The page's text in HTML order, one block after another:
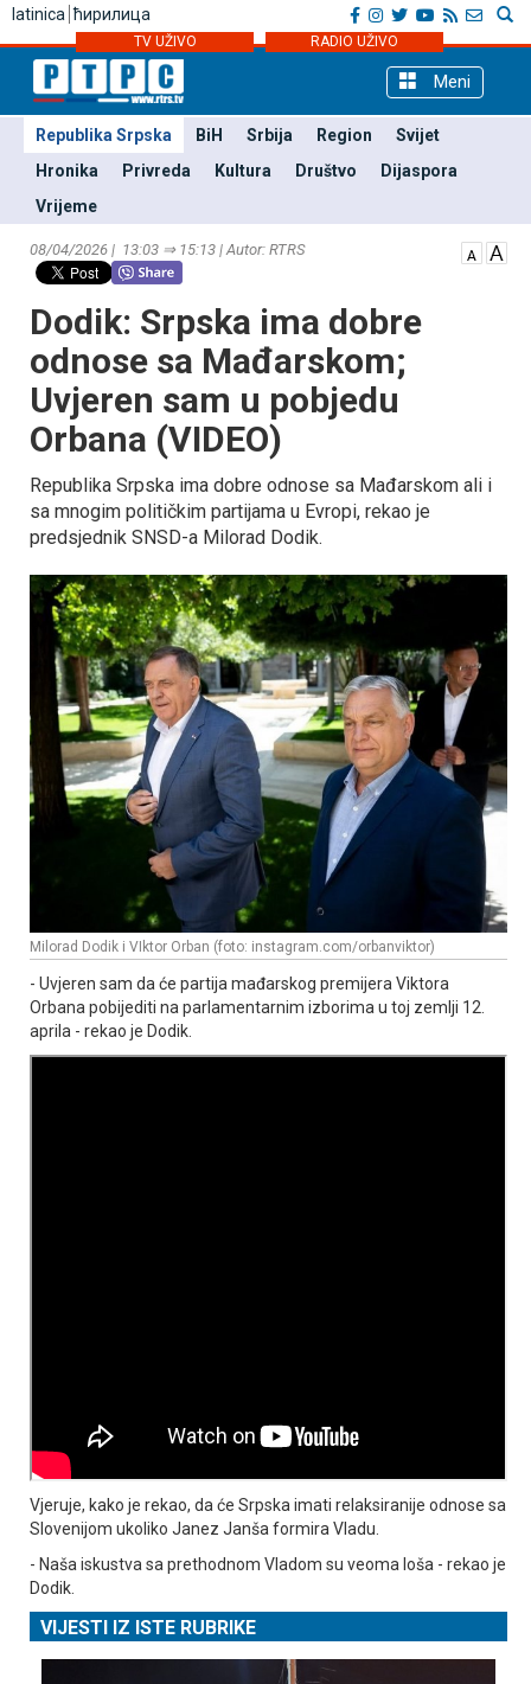
latinica ћирилица
TV UŽIVO RADIO UŽIVO
Meni
Republika Srpska BiH Srbija Region
Svijet
Hronika
Privreda Kultura Društvo
Dijaspora
Vrijeme
08/04/2026 | 13:03 ⇒ 15:13 | Autor: RTRS
Dodik: Srpska ima dobre
odnose sa Mađarskom;
Uvjeren sam u pobjedu
Orbana (VIDEO)
Republika Srpska ima dobre odnose sa Mađarskom ali i
sa mnogim političkim partijama u Evropi, rekao je
predsjednik SNSD-a Milorad Dodik.
Milorad Dodik i VIktor Orban (foto: instagram.com/orbanviktor)
- Uvjeren sam da će partija mađarskog premijera Viktora
Orbana pobijediti na parlamentarnim izborima u toj zemlji 12.
aprila - rekao je Dodik.
Vjeruje, kako je rekao, da će Srpska imati relaksiranije odnose sa
Slovenijom ukoliko Јanez Јanša formira Vladu.
- Naša iskustva sa prethodnom Vladom su veoma loša - rekao je
Dodik.
VIJESTI IZ ISTE RUBRIKE